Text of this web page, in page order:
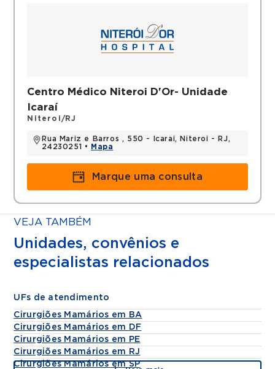
Centro Médico Niteroi D'Or- Unidade
Icaraí
Niteroi/RJ
Rua Mariz e Barros , 550 - Icarai, Niteroi - RJ,
24230251 •
Mapa
Marque uma consulta
VEJA TAMBÉM
Unidades, convênios e
especialistas relacionados
UFs de atendimento
Cirurgiões Mamários em BA
Cirurgiões Mamários em DF
Cirurgiões Mamários em PE
Cirurgiões Mamários em RJ
Cirurgiões Mamários em SP